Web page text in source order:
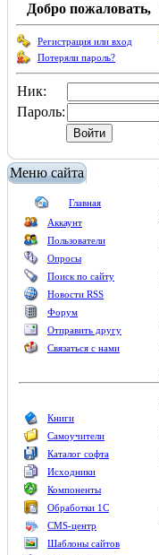
Добро пожаловать,
Регистрация или вход
Потеряли пароль?
Ник:
Пароль:
Меню сайта
Главная
Аккаунт
Пользователи
Опросы
Поиск по сайту
Новости RSS
Форум
Отправить другу
Связаться с нами
Книги
Самоучители
Каталог софта
Исходники
Компоненты
Обработки 1С
CMS-центр
Шаблоны сайтов